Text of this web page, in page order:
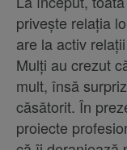
privește relația
are la activ
Mulți au crezut
mult, însă
căsătorit. În
proiecte